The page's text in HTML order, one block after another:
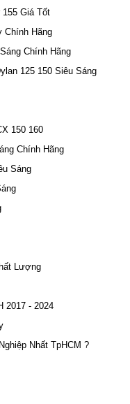
Giá Tốt
Chính Hãng
Chính Hãng
125 150 Siêu Sáng
150 160
Chính Hãng
Sáng
Lượng
2017 - 2024
Nhất TpHCM ?